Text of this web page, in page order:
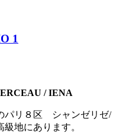
1
/ IENA
パリ８区 シャンゼリゼ/
級地にあります。